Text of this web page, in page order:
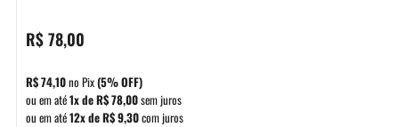
R$78,00
R$74,10no Pix(5% OFF)
ou em até1x deR$78,00sem juros
ou em até12x deR$9,30com juros